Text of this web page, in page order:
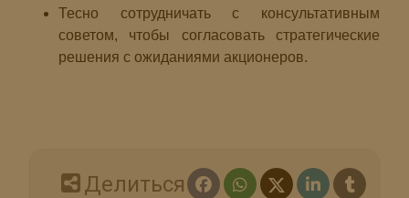
Тесно сотрудничать с консультативным
советом, чтобы согласовать стратегические
решения с ожиданиями акционеров.
Делиться